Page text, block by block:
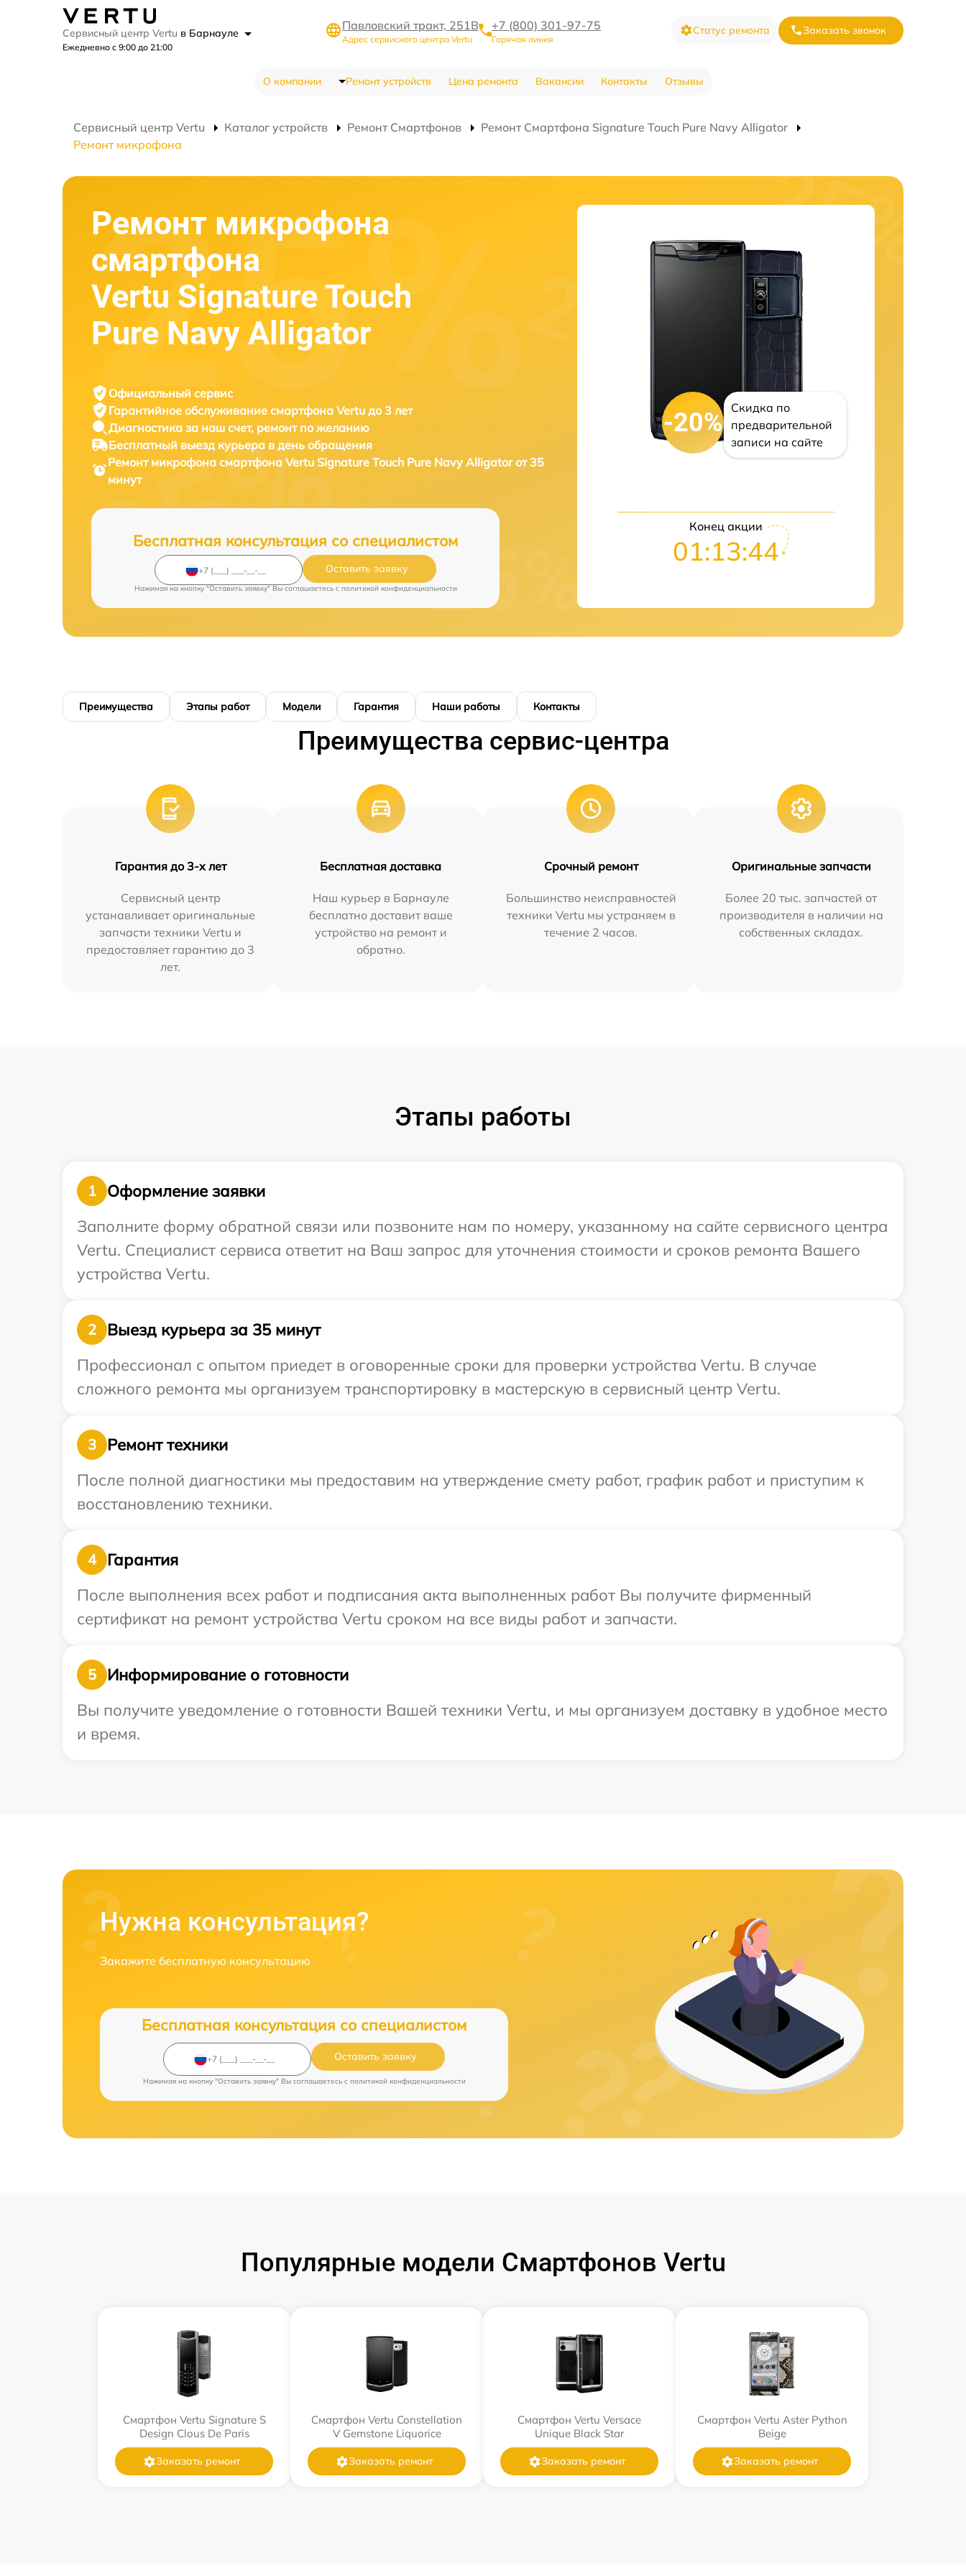
Сервисный центр Vertu в Барнауле
Ежедневно с 9:00 до 21:00
Павловский тракт, 251В
Адрес сервисного центра Vertu
+7 (800) 301-97-75
Горячая линия
Статус ремонта Заказать звонок
О компании Ремонт устройств Цена ремонта Вакансии Контакты Отзывы
Сервисный центр Vertu Каталог устройств Ремонт Смартфонов
Ремонт Смартфона Signature Touch Pure Navy Alligator
Ремонт микрофона
Ремонт микрофона
смартфона
Vertu Signature Touch
Pure Navy Alligator
Официальный сервис
Гарантийное обслуживание смартфона Vertu до 3 лет
Диагностика за наш счет, ремонт по желанию
Бесплатный выезд курьера в день обращения
Ремонт микрофона смартфона Vertu Signature Touch Pure Navy Alligator от 35
минут
Бесплатная консультация со специалистом
Оставить заявку
Нажимая на кнопку "Оставить заявку" Вы соглашаетесь c политикой конфиденциальности
-20%
Скидка по
предварительной
записи на сайте
Конец акции
01:13:42
Преимущества Этапы работ Модели Гарантия Наши работы Контакты
Преимущества сервис-центра
Гарантия до 3-х лет
Сервисный центр
устанавливает оригинальные
запчасти техники Vertu и
предоставляет гарантию до 3
лет.
Бесплатная доставка
Наш курьер в Барнауле
бесплатно доставит ваше
устройство на ремонт и
обратно.
Срочный ремонт
Большинство неисправностей
техники Vertu мы устраняем в
течение 2 часов.
Оригинальные запчасти
Более 20 тыс. запчастей от
производителя в наличии на
собственных складах.
Этапы работы
1
Оформление заявки
Заполните форму обратной связи или позвоните нам по номеру, указанному на сайте сервисного центра
Vertu. Специалист сервиса ответит на Ваш запрос для уточнения стоимости и сроков ремонта Вашего
устройства Vertu.
2
Выезд курьера за 35 минут
Профессионал с опытом приедет в оговоренные сроки для проверки устройства Vertu. В случае
сложного ремонта мы организуем транспортировку в мастерскую в сервисный центр Vertu.
3
Ремонт техники
После полной диагностики мы предоставим на утверждение смету работ, график работ и приступим к
восстановлению техники.
4
Гарантия
После выполнения всех работ и подписания акта выполненных работ Вы получите фирменный
сертификат на ремонт устройства Vertu сроком на все виды работ и запчасти.
5
Информирование о готовности
Вы получите уведомление о готовности Вашей техники Vertu, и мы организуем доставку в удобное место
и время.
Нужна консультация?
Закажите бесплатную консультацию
Бесплатная консультация со специалистом
Оставить заявку
Нажимая на кнопку "Оставить заявку" Вы соглашаетесь c политикой конфиденциальности
Популярные модели Смартфонов Vertu
Смартфон Vertu Signature S
Design Clous De Paris
Заказать ремонт
Смартфон Vertu Constellation
V Gemstone Liquorice
Заказать ремонт
Смартфон Vertu Versace
Unique Black Star
Заказать ремонт
Смартфон Vertu Aster Python
Beige
Заказать ремонт